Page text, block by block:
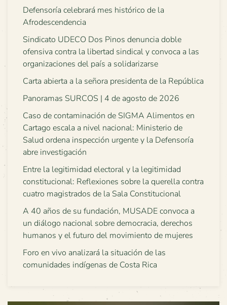
Defensoría celebrará mes histórico de la
Afrodescendencia
Sindicato UDECO Dos Pinos denuncia doble
ofensiva contra la libertad sindical y convoca a las
organizaciones del país a solidarizarse
Carta abierta a la señora presidenta de la República
Panoramas SURCOS | 4 de agosto de 2026
Caso de contaminación de SIGMA Alimentos en
Cartago escala a nivel nacional: Ministerio de
Salud ordena inspección urgente y la Defensoría
abre investigación
Entre la legitimidad electoral y la legitimidad
constitucional: Reflexiones sobre la querella contra
cuatro magistrados de la Sala Constitucional
A 40 años de su fundación, MUSADE convoca a
un diálogo nacional sobre democracia, derechos
humanos y el futuro del movimiento de mujeres
Foro en vivo analizará la situación de las
comunidades indígenas de Costa Rica